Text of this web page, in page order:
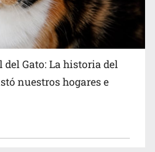
Gato: La historia del
nuestros hogares e